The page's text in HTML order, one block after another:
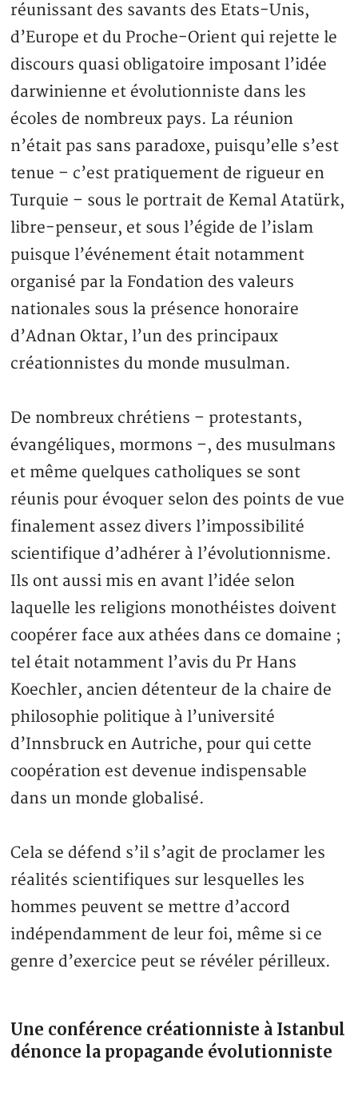
réunissant des savants des Etats-Unis,
d’Europe et du Proche-Orient qui rejette le
discours quasi obligatoire imposant l’idée
darwinienne et évolutionniste dans les
écoles de nombreux pays. La réunion
n’était pas sans paradoxe, puisqu’elle s’est
tenue – c’est pratiquement de rigueur en
Turquie – sous le portrait de Kemal Atatürk,
libre-penseur, et sous l’égide de l’islam
puisque l’événement était notamment
organisé par la Fondation des valeurs
nationales sous la présence honoraire
d’Adnan Oktar, l’un des principaux
créationnistes du monde musulman.
De nombreux chrétiens – protestants,
évangéliques, mormons –, des musulmans
et même quelques catholiques se sont
réunis pour évoquer selon des points de vue
finalement assez divers l’impossibilité
scientifique d’adhérer à l’évolutionnisme.
Ils ont aussi mis en avant l’idée selon
laquelle les religions monothéistes doivent
coopérer face aux athées dans ce domaine ;
tel était notamment l’avis du Pr Hans
Koechler, ancien détenteur de la chaire de
philosophie politique à l’université
d’Innsbruck en Autriche, pour qui cette
coopération est devenue indispensable
dans un monde globalisé.
Cela se défend s’il s’agit de proclamer les
réalités scientifiques sur lesquelles les
hommes peuvent se mettre d’accord
indépendamment de leur foi, même si ce
genre d’exercice peut se révéler périlleux.
Une conférence créationniste à Istanbul
dénonce la propagande évolutionniste